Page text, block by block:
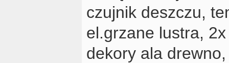
czujnik deszczu,
el.grzane lustra,
dekory ala